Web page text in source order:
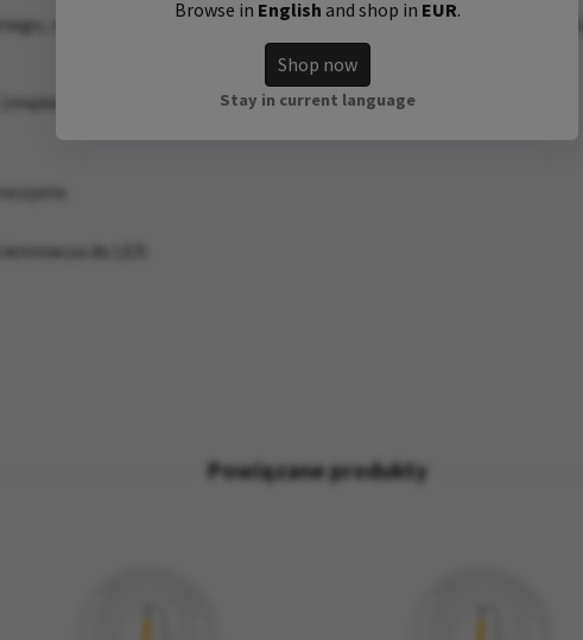
co czyni ją praktycznie niezniszczalną. Doskonale sprawdzi się w
ciepła biel)
do LED.
Browse in English and shop in EUR.
Shop now
Stay in current language